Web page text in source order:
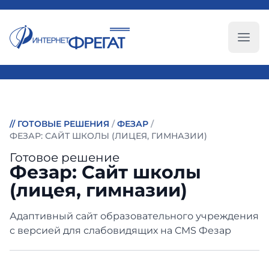
// ГОТОВЫЕ РЕШЕНИЯ / ФЕЗАР /
ФЕЗАР: САЙТ ШКОЛЫ (ЛИЦЕЯ, ГИМНАЗИИ)
Готовое решение
Фезар: Сайт школы
(лицея, гимназии)
Адаптивный сайт образовательного учреждения
с версией для слабовидящих на CMS Фезар